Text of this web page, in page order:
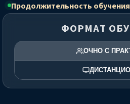
Продолжительность
ФОРМАТ
ОЧНО С